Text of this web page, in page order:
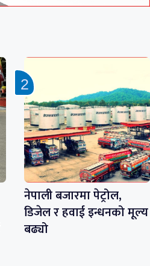
नेपाली बजारमा पेट्रोल,
डिजेल र हवाई इन्धनको मूल्य
बढ्यो